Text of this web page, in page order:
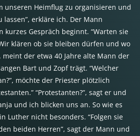
unseren Heimflug zu organisieren und
erkläre ich. Der Mann
kurzes Gespräch beginnt. “Warten sie
klären ob sie bleiben dürfen und wo
der etwa 40 Jahre alte Mann der
Bart und Zopf trägt. “Welcher
möchte der Priester plötzlich
“Protestanten?”, sagt er und
und ich blicken uns an. So wie es
Luther nicht besonders. “Folgen sie
beiden Herren”, sagt der Mann und